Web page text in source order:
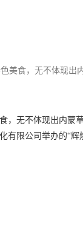
美食，无不体现出
，无不体现出内蒙
有限公司举办的“辉